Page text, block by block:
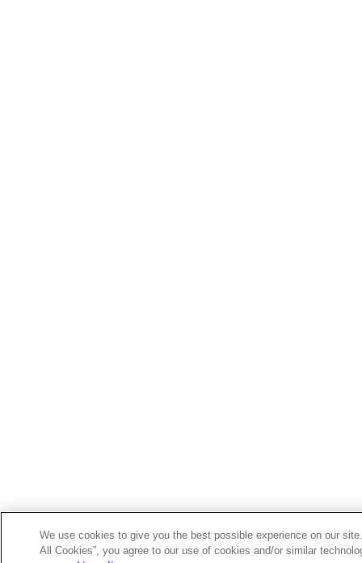
We use cookies to give you the best possible experience on our
All Cookies”, you agree to our use of cookies and/or similar